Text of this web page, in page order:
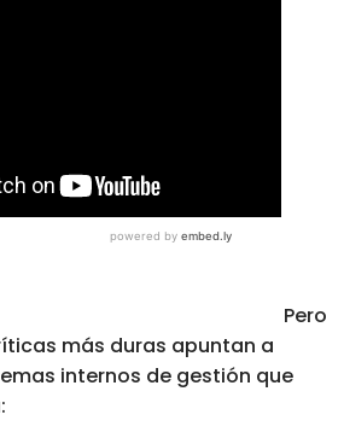
Pero
más duras apuntan a
internos de gestión que